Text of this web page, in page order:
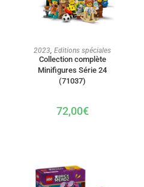
AJOUTER AU PANIER
2023, Editions spéciales
Collection complète
Minifigures Série 24
(71037)
72,00€